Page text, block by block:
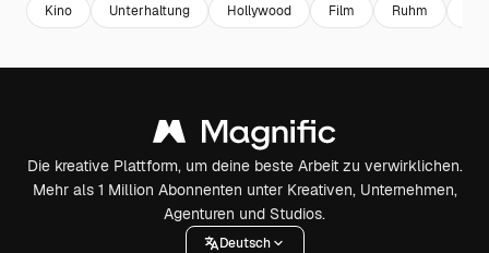
Kino Unterhaltung Hollywood Film Ruhm
Die kreative Plattform, um deine beste Arbeit zu verwirklichen.
Mehr als 1 Million Abonnenten unter Kreativen, Unternehmen,
Agenturen und Studios.
Deutsch